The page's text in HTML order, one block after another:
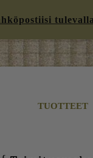
TUOTTEET